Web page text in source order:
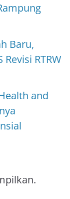
Baru,
RTRW
and